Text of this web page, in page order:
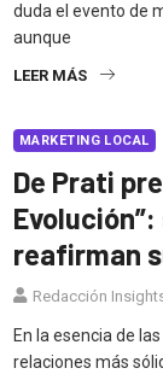
duda el evento de
aunque
LEER MÁS
MARKETING LOCAL
De Prati
reafirman
Redacción
En la esencia de
relaciones más